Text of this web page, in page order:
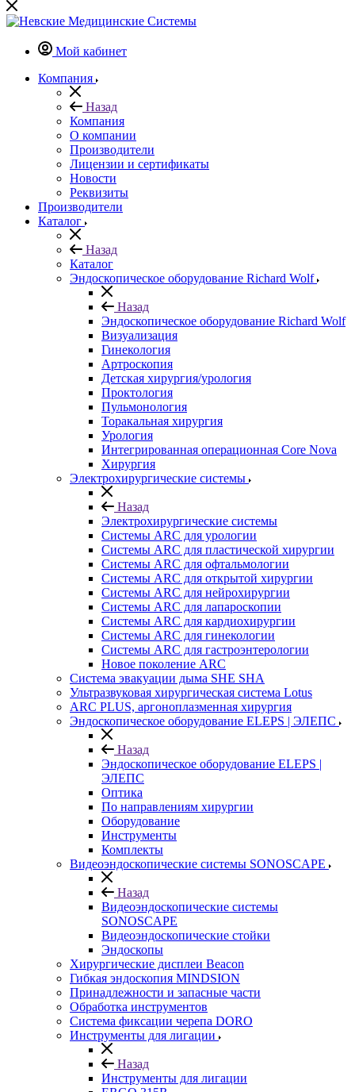
Мой кабинет
Компания
Назад
Компания
О компании
Производители
Лицензии и сертификаты
Новости
Реквизиты
Производители
Каталог
Назад
Каталог
Эндоскопическое оборудование Richard Wolf
Назад
Эндоскопическое оборудование Richard Wolf
Визуализация
Гинекология
Артроскопия
Детская хирургия/урология
Проктология
Пульмонология
Торакальная хирургия
Урология
Интегрированная операционная Core Nova
Хирургия
Электрохирургические системы
Назад
Электрохирургические системы
Системы ARC для урологии
Системы ARC для пластической хирургии
Системы ARC для офтальмологии
Системы ARC для открытой хирургии
Системы ARC для нейрохирургии
Системы ARC для лапароскопии
Системы ARC для кардиохирургии
Системы ARC для гинекологии
Системы ARC для гастроэнтерологии
Новое поколение ARC
Система эвакуации дыма SHE SHA
Ультразвуковая хирургическая система Lotus
ARC PLUS, аргоноплазменная хирургия
Эндоскопическое оборудование ELEPS | ЭЛЕПС
Назад
Эндоскопическое оборудование ELEPS |
ЭЛЕПС
Оптика
По направлениям хирургии
Оборудование
Инструменты
Комплекты
Видеоэндоскопические системы SONOSCAPE
Назад
Видеоэндоскопические системы
SONOSCAPE
Видеоэндоскопические стойки
Эндоскопы
Хирургические дисплеи Beacon
Гибкая эндоскопия MINDSION
Принадлежности и запасные части
Обработка инструментов
Система фиксации черепа DORO
Инструменты для лигации
Назад
Инструменты для лигации